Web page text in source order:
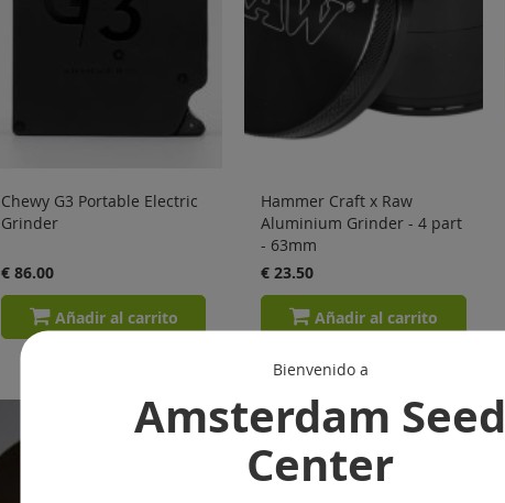
Chewy G3 Portable Electric
Grinder
€ 86.00
Añadir al carrito
Hammer Craft x Raw
Aluminium Grinder - 4 part
- 63mm
€ 23.50
Añadir al carrito
Bienvenido a
Amsterdam Seed
Center